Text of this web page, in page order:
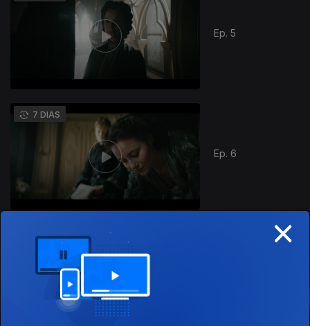
Ep. 5
7 DIAS
Ep. 6
869824
Este conteúdo faz parte de Para
maratonar
×